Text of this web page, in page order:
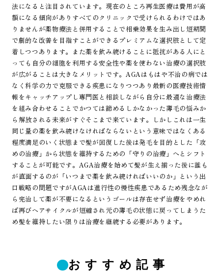
法になると注目されています。現在のところ再生医療は費用が高
額になる傾向がありすべてのクリニックで受けられるわけではあ
りませんが薬物療法と併用することで相乗効果を生み出し短期間
で劇的な改善を目指すことができるプレミアムな選択肢として定
着しつつあります。また薬を飲み続けることに抵抗がある人にと
っても自分の細胞を利用する安全性や薬を使わない治療の選択肢
が広がることは大きなメリットです。AGAはもはや不治の病では
なく科学の力で克服できる疾患になりつつあり最新の医療技術情
報をキャッチアップし専門医と相談しながら自分に最適な治療法
を組み合わせることでかつては諦めるしかなかった薄毛の悩みか
ら解放される未来がすぐそこまで来ています。しかしこれは一生
同じ量の薬を飲み続けなければならないという意味ではなくある
程度満足のいく状態まで髪が回復した後は発毛を目的とした「攻
めの治療」から状態を維持するための「守りの治療」へとシフト
することが可能です。AGA治療を始めて髪が生え揃った後に誰も
が直面するのが「いつまで薬を飲み続ければいいのか」という出
口戦略の問題ですがAGAは進行性の慢性疾患であるため残念なが
ら完治して薬が不要になるというゴールは存在せず治療をやめれ
ば再びヘアサイクルが短縮され元の薄毛の状態に戻ってしまうた
め髪を維持したい限りは治療を継続する必要があります。
おすすめ記事